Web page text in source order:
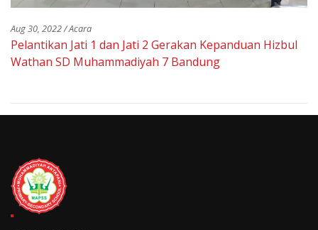
Aug 30, 2022 / Acara
Pelantikan Jati 1 dan Jati 2 Gerakan Kepanduan Hizbul
Wathan SD Muhammadiyah 7 Bandung